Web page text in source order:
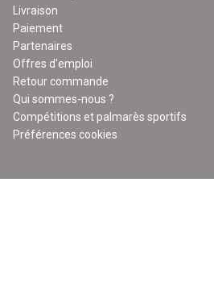
Livraison
Paiement
Partenaires
Offres d'emploi
Retour commande
Qui sommes-nous ?
Compétitions et palmarès sportifs
Préférences cookies